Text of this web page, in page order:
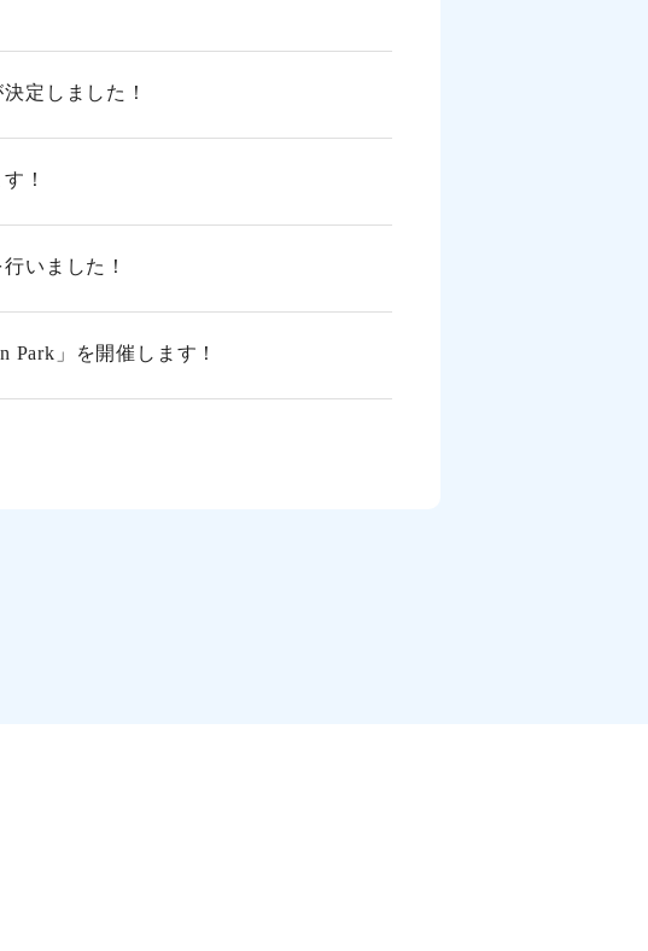
定しました！
！
いました！
Park」を開催します！